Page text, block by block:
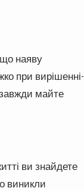
наяву
при вирішенні-
майте
ви знайдете
виникли